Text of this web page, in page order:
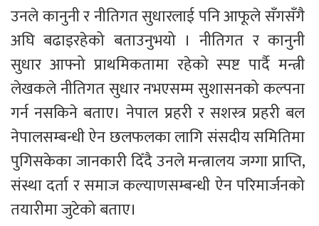
उनले कानुनी र नीतिगत सुधारलाई पनि आफूले सँगसँगै
अघि बढाइरहेको बताउनुभयो । नीतिगत र कानुनी
सुधार आफ्नो प्राथमिकतामा रहेको स्पष्ट पार्दै मन्त्री
लेखकले नीतिगत सुधार नभएसम्म सुशासनको कल्पना
गर्न नसकिने बताए। नेपाल प्रहरी र सशस्त्र प्रहरी बल
नेपालसम्बन्धी ऐन छलफलका लागि संसदीय समितिमा
पुगिसकेका जानकारी दिँदै उनले मन्त्रालय जग्गा प्राप्ति,
संस्था दर्ता र समाज कल्याणसम्बन्धी ऐन परिमार्जनको
तयारीमा जुटेको बताए।